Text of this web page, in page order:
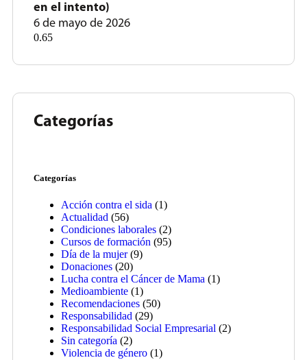
en el intento)
6 de mayo de 2026
Categorías
Categorías
Acción contra el sida (1)
Actualidad (56)
Condiciones laborales (2)
Cursos de formación (95)
Día de la mujer(9)
Donaciones (20)
Lucha contra el Cáncer de Mama (1)
Medioambiente (1)
Recomendaciones (50)
Responsabilidad (29)
Responsabilidad Social Empresarial (2)
Sin categoría (2)
Violencia de género (1)